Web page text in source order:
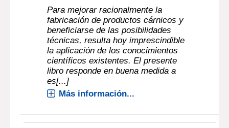
Para mejorar racionalmente la
fabricación de productos cárnicos y
beneficiarse de las posibilidades
técnicas, resulta hoy imprescindible
la aplicación de los conocimientos
científicos existentes. El presente
libro responde en buena medida a
es[...]
Más información...